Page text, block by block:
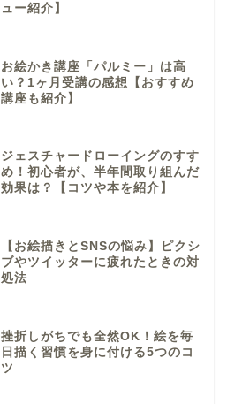
ュー紹介】
お絵かき講座「パルミー」は高
い？1ヶ月受講の感想【おすすめ
講座も紹介】
ジェスチャードローイングのすす
め！初心者が、半年間取り組んだ
効果は？【コツや本を紹介】
【お絵描きとSNSの悩み】ピクシ
ブやツイッターに疲れたときの対
処法
挫折しがちでも全然OK！絵を毎
日描く習慣を身に付ける5つのコ
ツ